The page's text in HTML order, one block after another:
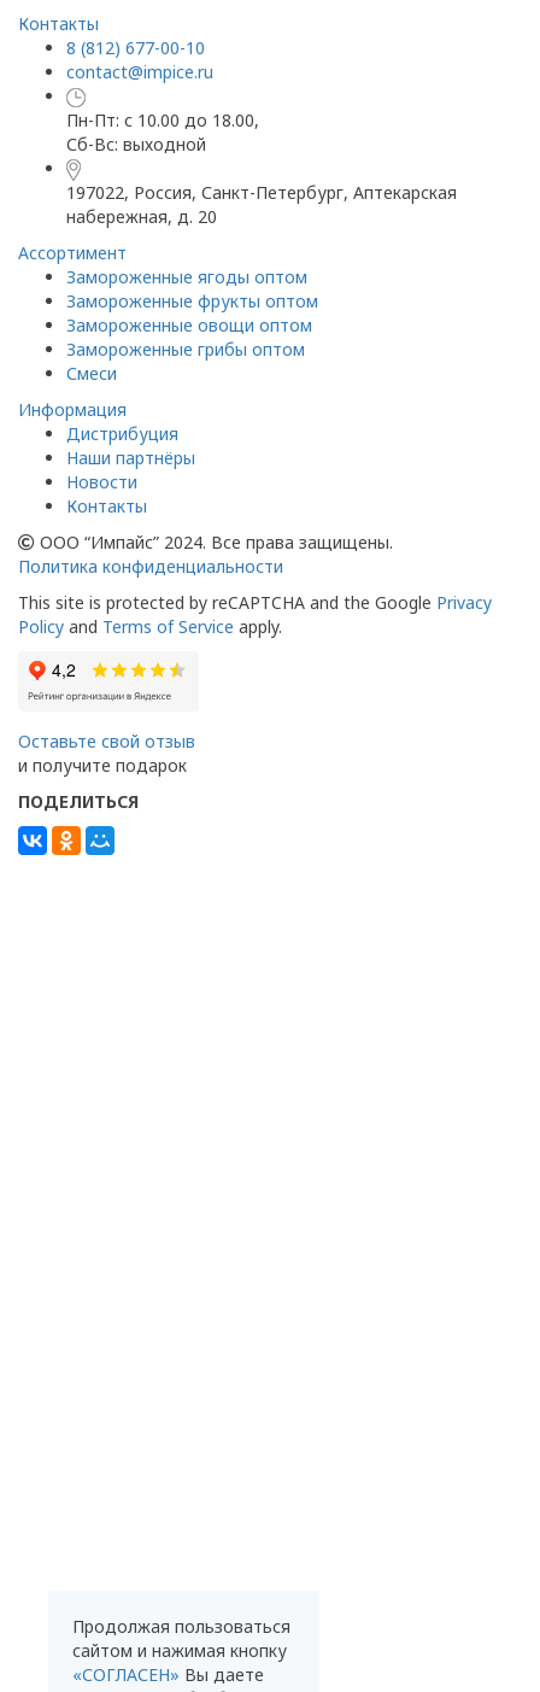
Контакты
8 (812) 677-00-10
contact@impice.ru
Пн-Пт: с 10.00 до 18.00,
Сб-Вс: выходной
197022, Россия, Санкт-Петербург, Аптекарская
набережная, д. 20
Ассортимент
Замороженные ягоды оптом
Замороженные фрукты оптом
Замороженные овощи оптом
Замороженные грибы оптом
Смеси
Информация
Дистрибуция
Наши партнёры
Новости
Контакты
ООО “Импайс” 2024. Все права защищены.
Политика конфиденциальности
This site is protected by reCAPTCHA and the Google Privacy
Policy and Terms of Service apply.
Оставьте свой отзыв
и получите подарок
ПОДЕЛИТЬСЯ
Продолжая пользоваться
сайтом и нажимая кнопку
«СОГЛАСЕН» Вы даете